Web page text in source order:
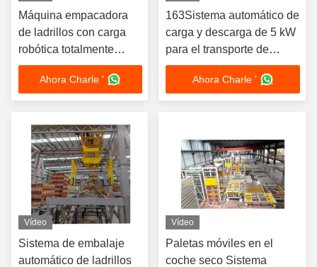
Máquina empacadora
de ladrillos con carga
robótica totalmente
automática con cambio
de tipo de ladrillo con un
solo toque para un
ladrillos eficiente
Máquina para fabricar
bloques totalmente
automática
Ahora Charle '
163Sistema automático de
carga y descarga de 5 kW
para el transporte de
ladrillos
Ahora Charle '
Vídeo
Sistema de embalaje
automático de ladrillos
Vídeo
Paletas móviles en el
coche seco Sistema